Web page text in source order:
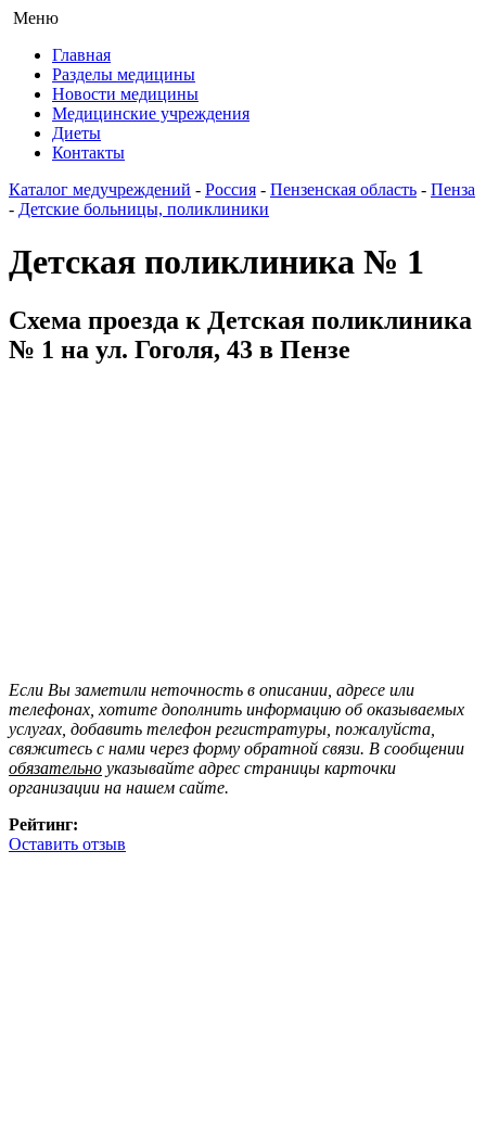
Меню
Главная
Разделы медицины
Новости медицины
Медицинские учреждения
Диеты
Контакты
Каталог медучреждений - Россия - Пензенская область - Пенза
- Детские больницы, поликлиники
Детская поликлиника № 1
Схема проезда к Детская поликлиника
№ 1 на ул. Гоголя, 43 в Пензе
Если Вы заметили неточность в описании, адресе или
телефонах, хотите дополнить информацию об оказываемых
услугах, добавить телефон регистратуры, пожалуйста,
свяжитесь с нами через форму обратной связи. В сообщении
обязательно указывайте адрес страницы карточки
организации на нашем сайте.
Рейтинг:
Оставить отзыв